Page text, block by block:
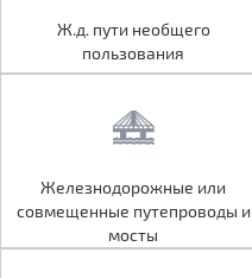
Ж.д. пути необщего
пользования
Железнодорожные или
совмещенные путепроводы и
мосты
Ж.д. пути необщего
пользования
Железнодорожные или
совмещенные путепроводы и
мосты